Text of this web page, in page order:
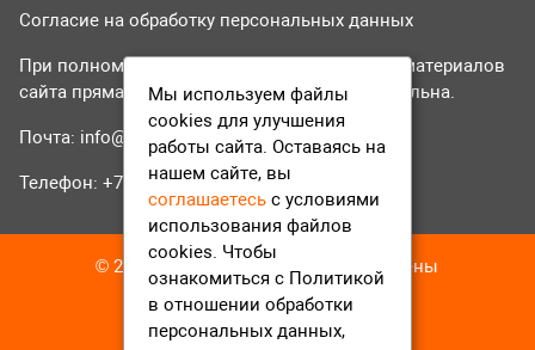
Согласие на обработку персональных данных
При полном или частичном использовании материалов
сайта прямая гиперссылка на tvr24.tv обязательна.
Почта: info@tvr24.tv
Телефон: +7 (496) 551-04-95
© 2016-2023 ТВР24 Все права защищены
Мы используем файлы
cookies для улучшения
работы сайта. Оставаясь на
нашем сайте, вы
соглашаетесь с условиями
использования файлов
cookies. Чтобы
ознакомиться с Политикой
в отношении обработки
персональных данных,